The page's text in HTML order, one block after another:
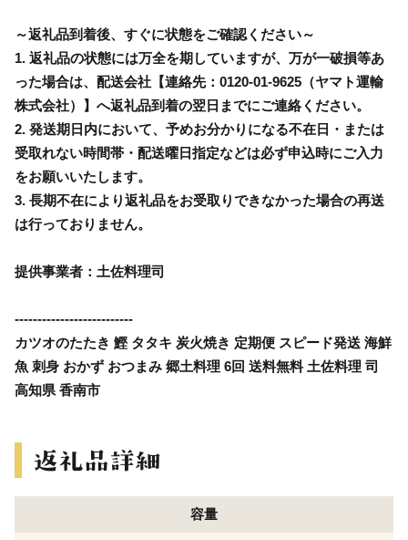
～返礼品到着後、すぐに状態をご確認ください～
1. 返礼品の状態には万全を期していますが、万が一破損等あ
った場合は、配送会社【連絡先：0120-01-9625（ヤマト運輸
株式会社）】へ返礼品到着の翌日までにご連絡ください。
2. 発送期日内において、予めお分かりになる不在日・または
受取れない時間帯・配送曜日指定などは必ず申込時にご入力
をお願いいたします。
3. 長期不在により返礼品をお受取りできなかった場合の再送
は行っておりません。
提供事業者：土佐料理司
--------------------------
カツオのたたき 鰹 タタキ 炭火焼き 定期便 スピード発送 海鮮
魚 刺身 おかず おつまみ 郷土料理 6回 送料無料 土佐料理 司
高知県 香南市
容量